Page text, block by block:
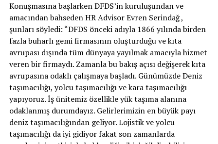
Konuşmasına başlarken DFDS’in kuruluşundan ve
amacından bahseden HR Advisor Evren Serindağ ,
şunları söyledi: “DFDS önceki adıyla 1866 yılında birden
fazla buharlı gemi firmasının oluşturduğu ve kıta
avrupası dışında tüm dünyaya yayılmak amacıyla hizmet
veren bir firmaydı. Zamanla bu bakış açısı değişerek kıta
avrupasına odaklı çalışmaya başladı. Günümüzde Deniz
taşımacılığı, yolcu taşımacılığı ve kara taşımacılığı
yapıyoruz. İş ünitemiz özellikle yük taşıma alanına
odaklanmış durumdayız. Gelirlerimizin en büyük payı
deniz taşımacılığından geliyor. Lojistik ve yolcu
taşımacılığı da iyi gidiyor fakat son zamanlarda